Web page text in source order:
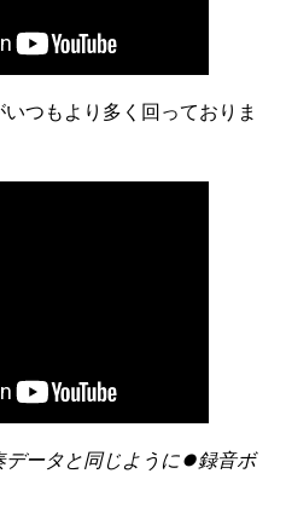
つもより多く回っておりま
ータと同じように⏺録音ボ